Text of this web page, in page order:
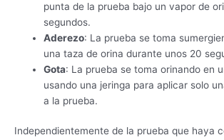
punta de la prueba bajo un vapor de
segundos.
Aderezo: La prueba se toma
una taza de orina durante unos 20
Gota: La prueba se toma orinando en
usando una jeringa para aplicar solo
a la prueba.
Independientemente de la prueba que haya